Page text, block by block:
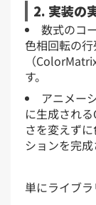
2. 実装の
数式のコ
色相回転の
（
す。
アニメー
に生成され
さを変えず
ションを完成
単にライブ